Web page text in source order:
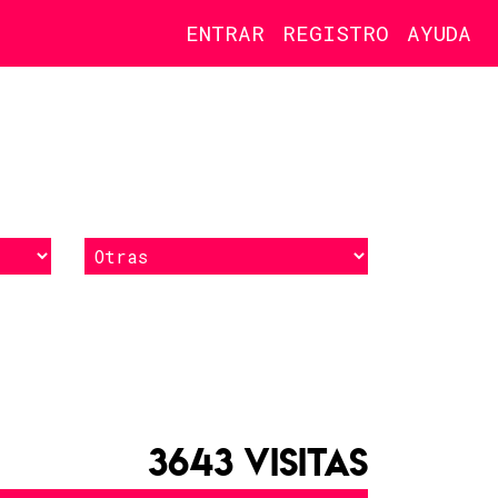
ENTRAR REGISTRO AYUDA
3643 VISITAS